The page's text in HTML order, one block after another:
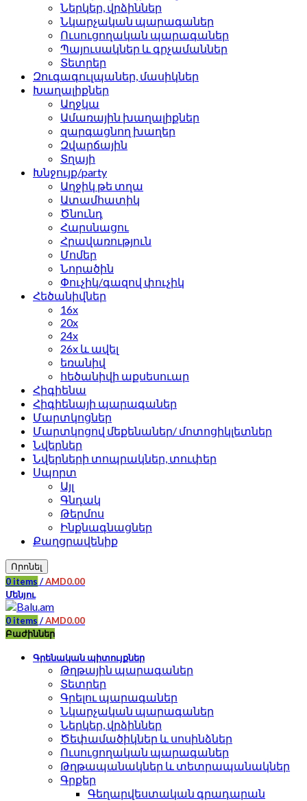
Ներկեր, վրձիններ
Նկարչական պարագաներ
Ուսուցողական պարագաներ
Պայուսակներ և գրչամաններ
Տետրեր
Զուգագուլպաներ, մասիկներ
Խաղալիքներ
Աղջկա
Ամառային խաղալիքներ
զարգացնող խաղեր
Զվարճային
Տղայի
Խնջույք/party
Աղջիկ թե տղա
Ատամհատիկ
Ծնունդ
Հարսնացու
Հրավառություն
Մոմեր
Նորածին
Փուչիկ/գազով փուչիկ
Հեծանիվներ
16x
20x
24x
26x և ավել
եռանիվ
հեծանիվի աքսեսուար
Հիգիենա
Հիգիենայի պարագաներ
Մարտկոցներ
Մարտկոցով մեքենաներ/ մոտոցիկլետներ
Նվերներ
Նվերների տոպրակներ, տուփեր
Սպորտ
Այլ
Գնդակ
Թերմոս
Ինքնագնացներ
Քաղցրավենիք
Որոնել
0 items /AMD0.00
Մենյու
0 items /AMD0.00
Բաժիններ
Գրենական պիտույքներ
Թղթային պարագաներ
Տետրեր
Գրելու պարագաներ
Նկարչական պարագաներ
Ներկեր, վրձիններ
Ծեփամածիկներ և սոսինձներ
Ուսուցողական պարագաներ
Թղթապանակներ և տետրապանակներ
Գրքեր
Գեղարվեստական գրադարան